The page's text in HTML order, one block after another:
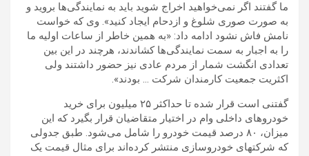
ما گفتند اگر نمی‌خواهید اخراج شوید باید به نمایندگی‌ها بروید و
به صورت صوری شلوغ و ازدحام ایجاد کنید». وی که خواست
نامش فاش نشود ادامه داد: «به همین خاطر از ساعات اولیه ما
را به اجبار به سمت نمایندگی‌ها کشاندند، هرچند در این بین
تعدادی انگشت شمار از مردم عادی نیز حضور داشتند ولی
اکثریت جمعیت کارمندان شرکت … بودند».
گفتنی است قرار شده تا حداکثر ۲۵ میلیون برای خرید
خودروهای داخلی وام در اختیار متقاضیان قرار بگیرد که این
میزان، ۸۰ درصد قیمت خودرو را شامل می‌شود.
طبق جدولی
که شرکتهای خودروسازی منتشر کرده‌اند برای مثال قیمت یک